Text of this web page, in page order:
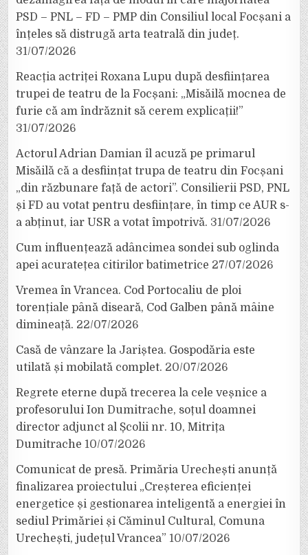
PSD – PNL – FD – PMP din Consiliul local Focșani a
înțeles să distrugă arta teatrală din județ.
31/07/2026
Reacția actriței Roxana Lupu după desființarea
trupei de teatru de la Focșani: „Misăilă mocnea de
furie că am îndrăznit să cerem explicații!”
31/07/2026
Actorul Adrian Damian îl acuză pe primarul
Misăilă că a desființat trupa de teatru din Focșani
„din răzbunare față de actori”. Consilierii PSD, PNL
și FD au votat pentru desființare, în timp ce AUR s-
a abținut, iar USR a votat împotrivă. 31/07/2026
Cum influențează adâncimea sondei sub oglinda
apei acuratețea citirilor batimetrice 27/07/2026
Vremea în Vrancea. Cod Portocaliu de ploi
torențiale până diseară, Cod Galben până mâine
dimineață. 22/07/2026
Casă de vânzare la Jariștea. Gospodăria este
utilată și mobilată complet. 20/07/2026
Regrete eterne după trecerea la cele veșnice a
profesorului Ion Dumitrache, soțul doamnei
director adjunct al Școlii nr. 10, Mitrița
Dumitrache 10/07/2026
Comunicat de presă. Primăria Urechești anunță
finalizarea proiectului „Creșterea eficienței
energetice și gestionarea inteligentă a energiei în
sediul Primăriei și Căminul Cultural, Comuna
Urechești, județul Vrancea” 10/07/2026